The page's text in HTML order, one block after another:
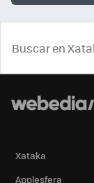
Xataka
Applesfera